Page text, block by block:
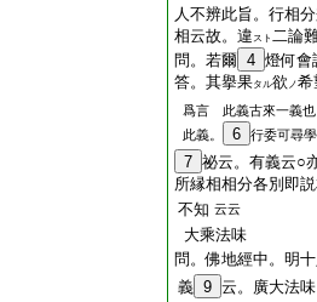
人不辨此旨。行相
相云故。違 スト 二論
問。若爾 4 燈何會
答。其擧果タル欲 ノ希
爲言 此義古來一義也
此義。
6 行委可尋
7 祕云。有義云○
所縁相相分各別即
不知 云云
大乘法味
問。佛地經中。明
義 9 云。廣大法